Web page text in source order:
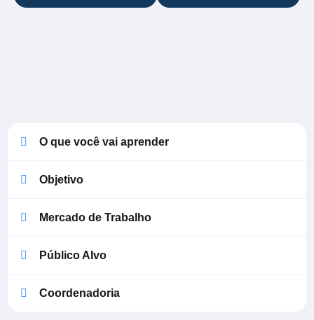
O que você vai aprender
Objetivo
Mercado de Trabalho
Público Alvo
Coordenadoria